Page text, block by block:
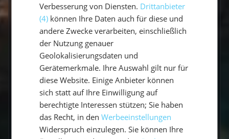
Welcher Service wird inklusive
angeboten?
Wo übernachtet eigentlich der
Skipper?
Ist die Yacht mit ausreichendem
Sicherheitsequipment ausgestattet?
Verfügt der Skipper über
ausreichende Qualifikationen?
Verbesserung von Diensten. Drittanbieter
(4) können Ihre Daten auch für diese und
andere Zwecke verarbeiten, einschließlich
der Nutzung genauer
Geolokalisierungsdaten und
Gerätemerkmale. Ihre Auswahl gilt nur für
diese Website. Einige Anbieter können
sich statt auf Ihre Einwilligung auf
berechtigte Interessen stützen; Sie haben
das Recht, in denWerbeeinstellungen
Widerspruch einzulegen. Sie können Ihre